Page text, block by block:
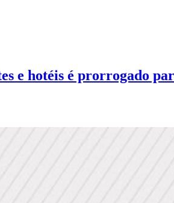
e hotéis é prorrogado